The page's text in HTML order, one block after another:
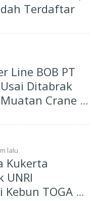
Terdaftar
Line BOB PT
Ditabrak
Crane di
lalu
Kukerta
UNRI
Kebun TOGA di